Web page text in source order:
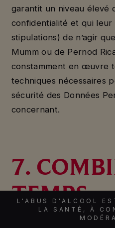
garantit un niveau élevé
confidentialité et qui
stipulations) de n’agir
Mumm ou de Pernod
constamment en œuvre
techniques nécessaires
sécurité des Données
concernant.
7.
TEMPS
L'ABUS D'ALCOOL
LA SANTÉ, À